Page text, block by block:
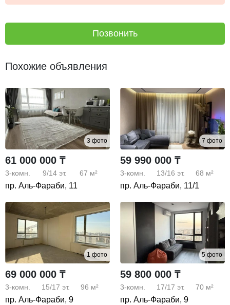
Позвонить
Похожие объявления
3 фото
61 000 000 ₸
3-комн. 9/14 эт. 67 м²
пр. Аль-Фараби, 11
7 фото
59 990 000 ₸
3-комн. 13/16 эт. 68 м²
пр. Аль-Фараби, 11/1
1 фото
69 000 000 ₸
3-комн. 15/17 эт. 96 м²
пр. Аль-Фараби, 9
5 фото
59 800 000 ₸
3-комн. 17/17 эт. 70 м²
пр. Аль-Фараби, 9